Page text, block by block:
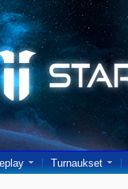
Turnaukset